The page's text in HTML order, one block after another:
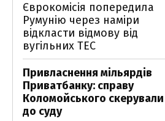
Єврокомісія попередила
Румунію через наміри
відкласти відмову від
вугільних ТЕС
Привласнення мільярдів
Приватбанку: справу
Коломойського скерували
до суду